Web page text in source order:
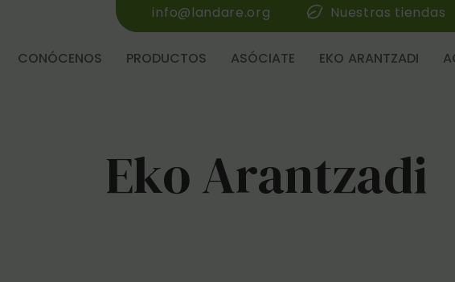
info@landare.org Nuestras tiendas
CONÓCENOS PRODUCTOS ASÓCIATE EKO ARANTZADI
Eko Arantzadi